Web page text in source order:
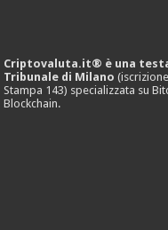
Criptovaluta.it® è una
Tribunale di Milano
Stampa 143) specializzata su
Blockchain.